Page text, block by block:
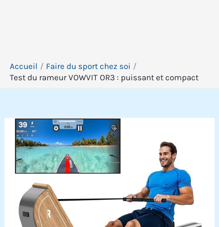
Accueil
Faire du sport chez soi
Test du rameur VOWVIT OR3 : puissant et compact